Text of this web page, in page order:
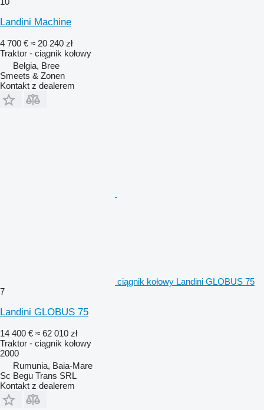
Landini Machine
4 700 € ≈ 20 240 zł
Traktor - ciągnik kołowy
Belgia, Bree
Smeets & Zonen
Kontakt z dealerem
ciągnik kołowy Landini GLOBUS 75
7
Landini GLOBUS 75
14 400 € ≈ 62 010 zł
Traktor - ciągnik kołowy
2000
Rumunia, Baia-Mare
Sc Begu Trans SRL
Kontakt z dealerem